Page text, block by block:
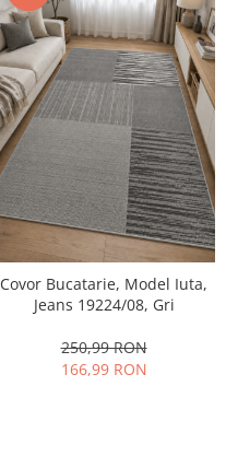
Covor Bucatarie, Model Iuta,
Jeans 19224/08, Gri
250,99 RON
166,99 RON